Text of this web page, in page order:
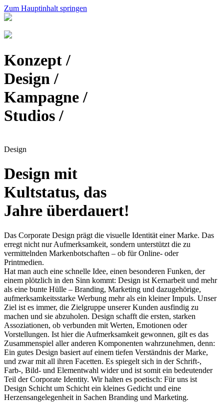
Zum Hauptinhalt springen
Konzept /
Design /
Kampagne /
Studios /
Design
Design mit
Kultstatus, das
Jahre überdauert!
Das Corporate Design prägt die visuelle Identität einer Marke. Das
erregt nicht nur Aufmerksamkeit, sondern unterstützt die zu
vermittelnden Markenbotschaften – ob für Online- oder
Printmedien.
Hat man auch eine schnelle Idee, einen besonderen Funken, der
einem plötzlich in den Sinn kommt: Design ist Kernarbeit und mehr
als eine bunte Hülle – Branding, Marketing und dazugehörige,
aufmerksamkeitsstarke Werbung mehr als ein kleiner Impuls. Unser
Ziel ist es immer, die Zielgruppe unserer Kunden ausfindig zu
machen und sie abzuholen. Design schafft die ersten, starken
Assoziationen, ob verbunden mit Werten, Emotionen oder
Vorstellungen. Ist hier die Aufmerksamkeit gewonnen, gilt es das
Zusammenspiel aller anderen Komponenten wahrzunehmen, denn:
Ein gutes Design basiert auf einem tiefen Verständnis der Marke,
und zwar mit all ihren Facetten. Es spiegelt sich in der Schrift-,
Farb-, Bild- und Elementwahl wider und ist somit ein bedeutender
Teil der Corporate Identity. Wir halten es poetisch: Für uns ist
Design Schicht um Schicht ein kleines Gedicht und eine
Herzensangelegenheit in Sachen Branding und Marketing.